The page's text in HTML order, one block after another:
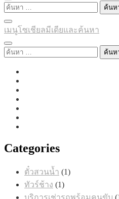
ค้นหา
สำหรับ:
เมนูโซเชียลมีเดียและค้นหา
ค้นหา
Categories
ตั๋วสวนน้ำ 11
ทัวร์ช้าง 11
สินค้า
บริการเช่ารถพร้อมคนขับ